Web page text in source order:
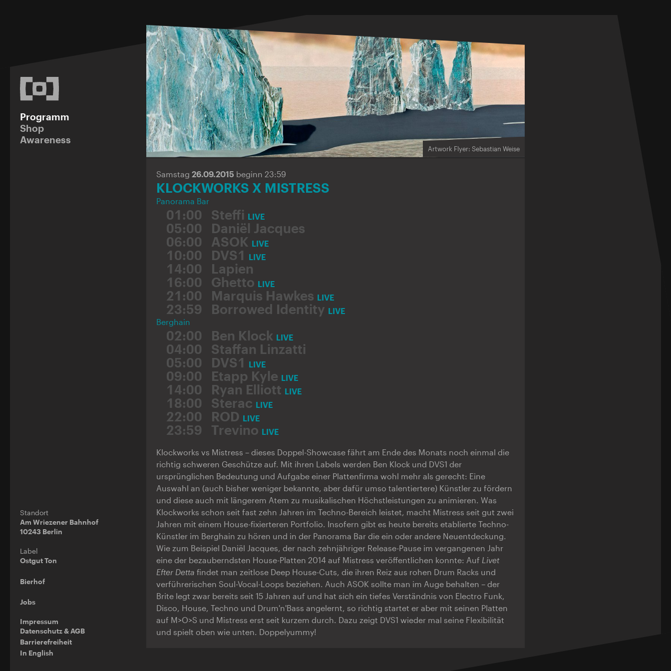
Programm
Shop
Awareness
Standort
Am Wriezener Bahnhof
10243 Berlin
Label
Ostgut Ton
Bierhof
Jobs
Impressum
Datenschutz & AGB
Barrierefreiheit
In English
Artwork Flyer: Sebastian Weise
Samstag 26.09.2015 beginn 23:59
KLOCKWORKS X MISTRESS
Panorama Bar
01:00 Steffi LIVE
05:00
Daniël Jacques
06:00
ASOK LIVE
10:00 DVS1 LIVE
14:00
Lapien
16:00
Ghetto LIVE
21:00 Marquis Hawkes LIVE
23:59 Borrowed Identity LIVE
Berghain
02:00 Ben Klock LIVE
04:00
Staffan Linzatti
05:00
DVS1 LIVE
09:00 Etapp Kyle LIVE
14:00 Ryan Elliott LIVE
18:00 Sterac LIVE
22:00 ROD LIVE
23:59 Trevino LIVE
Klockworks vs Mistress – dieses Doppel-Showcase fährt am Ende des Monats noch einmal die
richtig schweren Geschütze auf. Mit ihren Labels werden Ben Klock und DVS1 der
ursprünglichen Bedeutung und Aufgabe einer Plattenfirma wohl mehr als gerecht: Eine
Auswahl an (auch bisher weniger bekannte, aber dafür umso talentiertere) Künstler zu fördern
und diese auch mit längerem Atem zu musikalischen Höchstleistungen zu animieren. Was
Klockworks schon seit fast zehn Jahren im Techno-Bereich leistet, macht Mistress seit gut zwei
Jahren mit einem House-fixierteren Portfolio. Insofern gibt es heute bereits etablierte Techno-
Künstler im Berghain zu hören und in der Panorama Bar die ein oder andere Neuentdeckung.
Wie zum Beispiel Daniël Jacques, der nach zehnjähriger Release-Pause im vergangenen Jahr
eine der bezauberndsten House-Platten 2014 auf Mistress veröffentlichen konnte: Auf Livet
Efter Detta findet man zeitlose Deep House-Cuts, die ihren Reiz aus rohen Drum Racks und
verführerischen Soul-Vocal-Loops beziehen. Auch ASOK sollte man im Auge behalten – der
Brite legt zwar bereits seit 15 Jahren auf und hat sich ein tiefes Verständnis von Electro Funk,
Disco, House, Techno und Drum'n'Bass angelernt, so richtig startet er aber mit seinen Platten
auf M>O>S und Mistress erst seit kurzem durch. Dazu zeigt DVS1 wieder mal seine Flexibilität
und spielt oben wie unten. Doppelyummy!